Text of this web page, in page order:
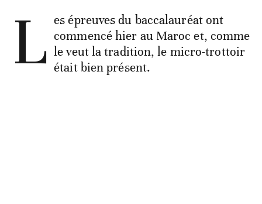
L es épreuves du baccalauréat ont
commencé hier au Maroc et, comme
le veut la tradition, le micro-trottoir
était bien présent.